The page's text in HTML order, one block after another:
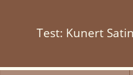
Test: Kunert